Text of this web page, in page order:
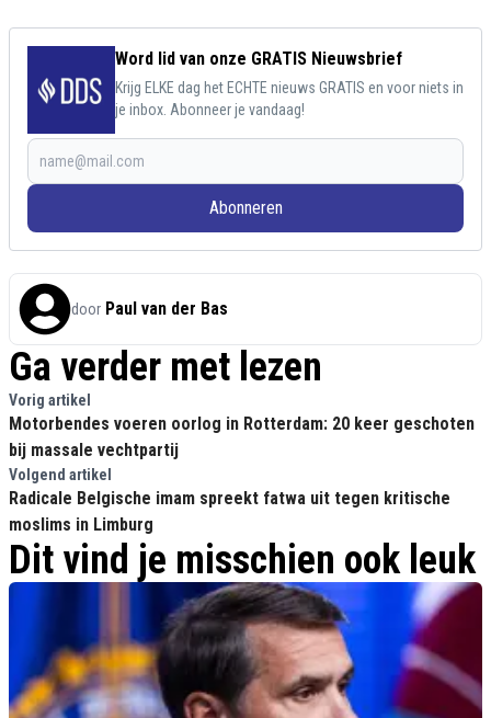
Word lid van onze GRATIS Nieuwsbrief
Krijg ELKE dag het ECHTE nieuws GRATIS en voor niets in
je inbox. Abonneer je vandaag!
Abonneren
door Paul van der Bas
Ga verder met lezen
Vorig artikel
Motorbendes voeren oorlog in Rotterdam: 20 keer geschoten
bij massale vechtpartij
Volgend artikel
Radicale Belgische imam spreekt fatwa uit tegen kritische
moslims in Limburg
Dit vind je misschien ook leuk